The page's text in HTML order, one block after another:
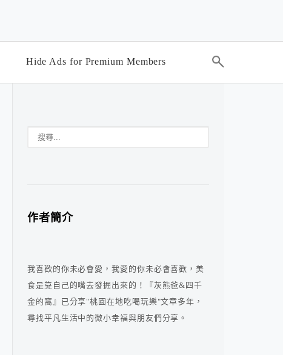
Hide Ads for Premium Members
作者簡介
我喜歡的你未必會愛，我愛的你未必會喜歡，美
食是靠自己的嘴去發掘出來的！『灰熊爸&四千
金的窩』已分享"桃園在地吃喝玩樂"文章多年，
尋找平凡生活中的微小幸福與朋友們分享。